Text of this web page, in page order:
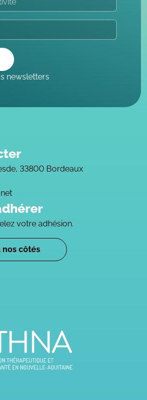
newsletters
33800 Bordeaux
votre adhésion.
nos côtés